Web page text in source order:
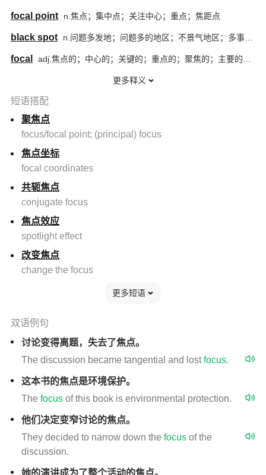
focal point n.焦点；集中点；关注中心；重点；焦距点
black spot n.问题多发地；问题多的地区；不景气地区；多事地区；危险地带；事故多发地段；交通事故多发地段；交通黑点；（植物的）黑斑病
focal adj.焦点的；中心的；关键的；重点的；聚焦的；主要的；集中的
更多释义
短语搭配
聚焦点
focus/focal point; (principal) focus
焦点坐标
focal coordinates
共轭焦点
conjugate focus
焦点效应
spotlight effect
改变焦点
change the focus
更多短语
双语例句
讨论变得离题，失去了焦点。
The discussion became tangential and lostfocus.
这本书的焦点是环境保护。
The focus of this book is environmental protection.
他们决定变窄讨论的焦点。
They decided to narrow down the focus of the
discussion.
她的演讲成为了整个活动的焦点。